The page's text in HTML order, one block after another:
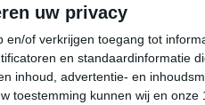
uw privacy
en/of verkrijgen toegang tot
en standaardinformatie
inhoud, advertentie- en
toestemming kunnen wij en onze